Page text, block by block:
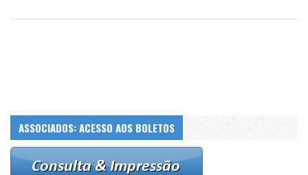
ASSOCIADOS: ACESSO AOS BOLETOS